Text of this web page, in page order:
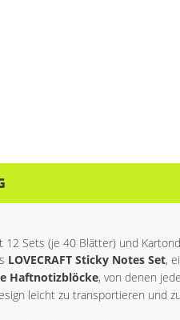
12 Sets (je 40 Blätter) und
LOVECRAFT Sticky Notes Set,
Haftnotizblöcke, von denen
leicht zu transportieren und